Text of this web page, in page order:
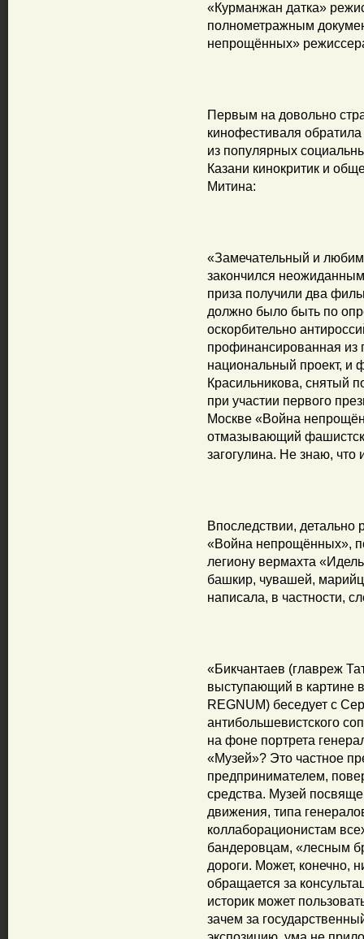
«Курманжан датка»
полнометражным
непрощённых»
Первым на довольно
кинофестиваля
из популярных
Казани кинокритик и
Митина:
«Замечательный и
закончился
приза получили два
должно было быть по
оскорбительно
профинансированная из
национальный проект, и
Красильникова, снятый
при участии первого
Москве «Война
отмазывающий
загогулина. Не знаю, что
Впоследствии,
«Война непрощённых»,
легиону вермахта
башкир, чувашей,
написала, в частности,
«Бикчантаев (главреж
выступающий в картине
REGNUM) беседует с
антибольшевистского
на фоне портрета
«Музей»? Это частное
предпринимателем,
средства. Музей
движения, типа
коллаборационистам
бандеровцам, «лесным
дороги. Может, конечно,
обращается за
историк может
зачем за